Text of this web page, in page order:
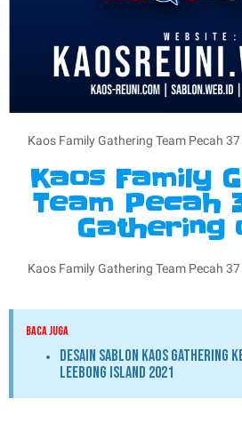
Kaos Family Gathering Team Pecah
Kaos Family
Team Pecah
Gathering
Kaos Family Gathering Team Pecah
BACA JUGA
Desain Sablon Kaos Gathering
Leebong Island 2021